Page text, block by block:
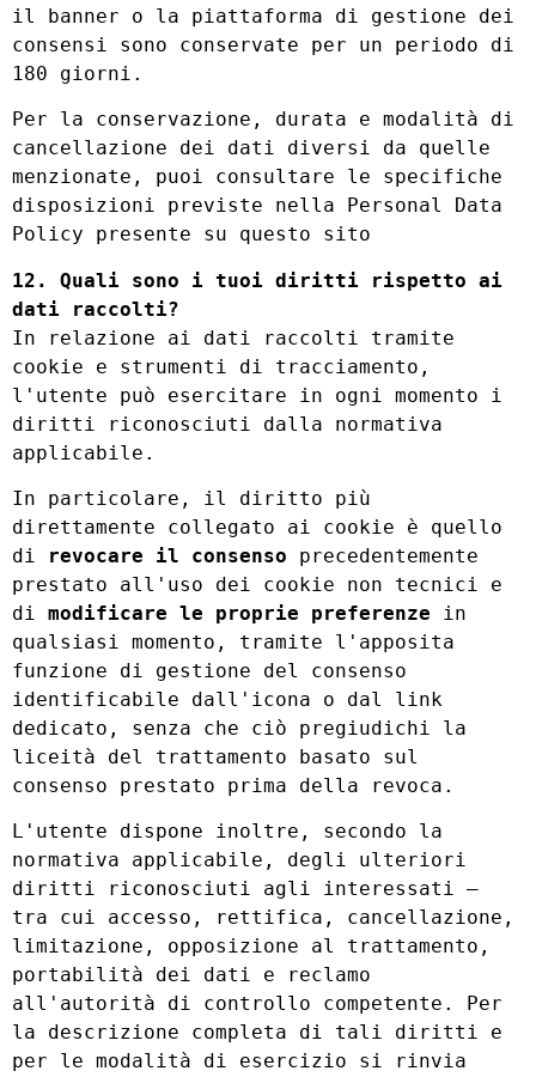
il banner o la piattaforma di gestione dei
consensi sono conservate per un periodo di
180 giorni.
Per la conservazione, durata e modalità di
cancellazione dei dati diversi da quelle
menzionate, puoi consultare le specifiche
disposizioni previste nella Personal Data
Policy presente su questo sito
12. Quali sono i tuoi diritti rispetto ai
dati raccolti?
In relazione ai dati raccolti tramite
cookie e strumenti di tracciamento,
l'utente può esercitare in ogni momento i
diritti riconosciuti dalla normativa
applicabile.
In particolare, il diritto più
direttamente collegato ai cookie è quello
di
revocare il consenso precedentemente
prestato all'uso dei cookie non tecnici e
di modificare le proprie preferenze in
qualsiasi momento, tramite l'apposita
funzione di gestione del consenso
identificabile dall'icona o dal link
dedicato, senza che ciò pregiudichi la
liceità del trattamento basato sul
consenso prestato prima della revoca.
L'utente dispone inoltre, secondo la
normativa applicabile, degli ulteriori
diritti riconosciuti agli interessati —
tra cui accesso, rettifica, cancellazione,
limitazione, opposizione al trattamento,
portabilità dei dati e reclamo
all'autorità di controllo competente. Per
la descrizione completa di tali diritti e
per le modalità di esercizio si rinvia